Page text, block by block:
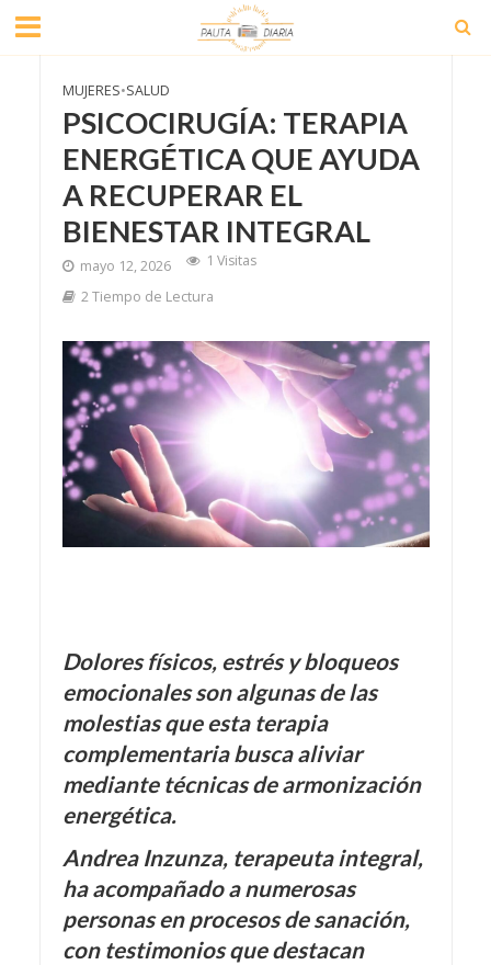
MUJERES•SALUD
PSICOCIRUGÍA: TERAPIA
ENERGÉTICA QUE AYUDA
A RECUPERAR EL
BIENESTAR INTEGRAL
mayo 12, 2026
1 Visitas
2 Tiempo de Lectura
Dolores físicos, estrés y bloqueos
emocionales son algunas de las
molestias que esta terapia
complementaria busca aliviar
mediante técnicas de armonización
energética.
Andrea Inzunza, terapeuta integral,
ha acompañado a numerosas
personas en procesos de sanación,
con testimonios que destacan